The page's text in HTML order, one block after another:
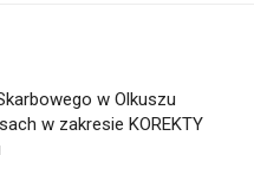
w Olkuszu
w zakresie KOREKTY